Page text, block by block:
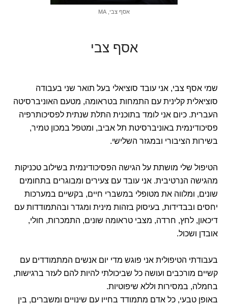
אסף צבי, MA
אסף צבי
שמי אסף צבי, אני עובד סוציאלי בעל תואר שני בעבודה
סוציאלית קלינית עם התמחות בטראומה, מטעם האוניברסיטה
העברית. כיום אני לומד בתוכנית התלת שנתית לפסיכותרפיה
פסיכודינמית באוניברסיטת תל אביב, ומטפל במכון טמיר,
בשירות הציבורי ובמגזר השלישי.
הטיפול שלי מושתת על הגישה הפסיכודינמית בשילוב טכניקות
מהגישה הנרטיבית. אני עובד עם צעירים ומבוגרים בתחומים
שונים, ומלווה את מטופלי במשברי חיים, בקשיים במערכות
יחסים ובבדידות, בעיסוק בזהות מינית ומגדר ובהתמודדות עם
דיכאון, לחץ, חרדה, מצבי טראומה שונים, התמכרות, חולי,
אובדן ושכול.
בעבודתי הטיפולית אני פוגש מדי יום אנשים המתמודדים עם
קשיים מורכבים ועושה כל שביכולתי להיות להם לעזר ברגישות,
בחמלה, במסירות וללא שיפוטיות.
באופן טבעי, כל אדם מתמודד בחייו עם שינויים ומשברים, בין